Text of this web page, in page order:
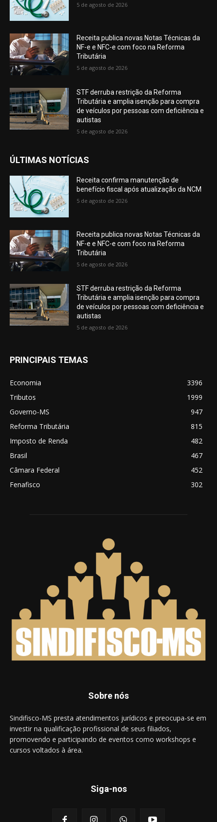
5 de agosto de 2026
Receita publica novas Notas Técnicas da
NF-e e NFC-e com foco na Reforma
Tributária
5 de agosto de 2026
STF derruba restrição da Reforma
Tributária e amplia isenção para compra
de veículos por pessoas com deficiência e
autistas
5 de agosto de 2026
ÚLTIMAS NOTÍCIAS
Receita confirma manutenção de
benefício fiscal após atualização da NCM
5 de agosto de 2026
Receita publica novas Notas Técnicas da
NF-e e NFC-e com foco na Reforma
Tributária
5 de agosto de 2026
STF derruba restrição da Reforma
Tributária e amplia isenção para compra
de veículos por pessoas com deficiência e
autistas
5 de agosto de 2026
PRINCIPAIS TEMAS
Economia
3396
Tributos
1999
Governo-MS
947
Reforma Tributária
815
Imposto de Renda
482
Brasil
467
Câmara Federal
452
Fenafisco
302
Sobre nós
Sindifisco-MS presta atendimentos jurídicos e preocupa-se em
investir na qualificação profissional de seus filiados,
promovendo e participando de eventos como workshops e
cursos voltados à área.
Siga-nos